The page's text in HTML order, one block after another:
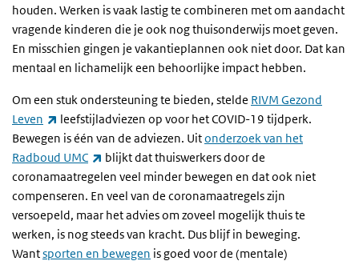
houden. Werken is vaak lastig te combineren met om aandacht
vragende kinderen die je ook nog thuisonderwijs moet geven.
En misschien gingen je vakantieplannen ook niet door. Dat kan
mentaal en lichamelijk een behoorlijke impact hebben.
Om een stuk ondersteuning te bieden, stelde RIVM Gezond
Leven
(externe link)
leefstijladviezen op voor het COVID-19 tijdperk.
Bewegen is één van de adviezen. Uitonderzoek van het
Radboud UMC
(externe link)
blijkt dat thuiswerkers door de
coronamaatregelen veel minder bewegen en dat ook niet
compenseren. En veel van de coronamaatregels zijn
versoepeld, maar het advies om zoveel mogelijk thuis te
werken, is nog steeds van kracht. Dus blijf in beweging.
Wantsporten en bewegen is goed voor de (mentale)